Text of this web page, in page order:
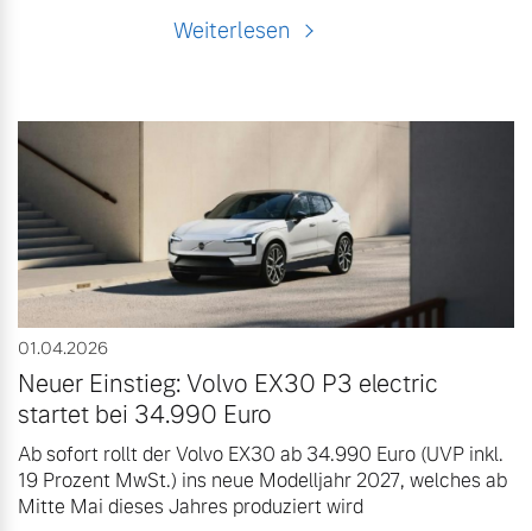
Weiterlesen
01.04.2026
Neuer Einstieg: Volvo EX30 P3 electric
startet bei 34.990 Euro
Ab sofort rollt der Volvo EX30 ab 34.990 Euro (UVP inkl.
19 Prozent MwSt.) ins neue Modelljahr 2027, welches ab
Mitte Mai dieses Jahres produziert wird